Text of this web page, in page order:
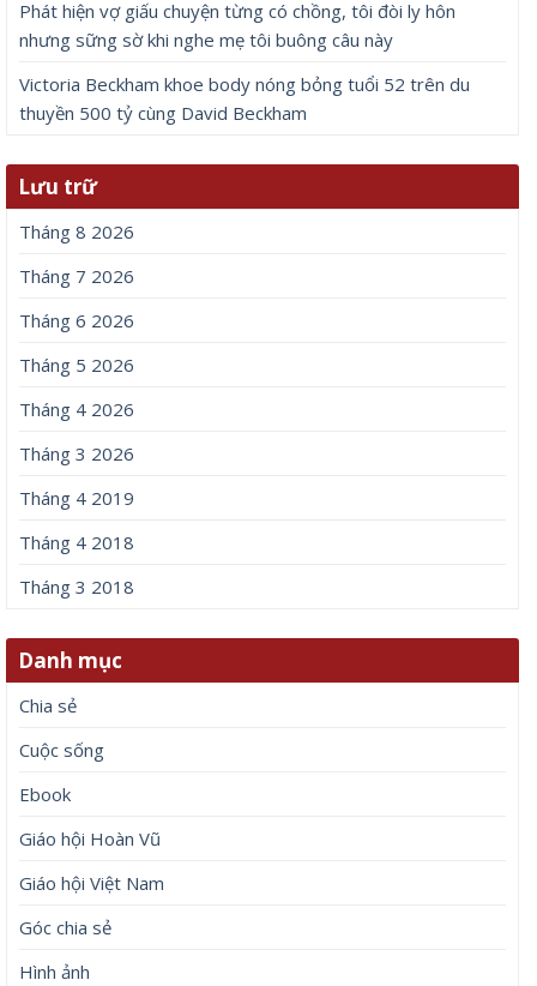
Phát hiện vợ giấu chuyện từng có chồng, tôi đòi ly hôn
nhưng sững sờ khi nghe mẹ tôi buông câu này
Victoria Beckham khoe body nóng bỏng tuổi 52 trên du
thuyền 500 tỷ cùng David Beckham
Lưu trữ
Tháng 8 2026
Tháng 7 2026
Tháng 6 2026
Tháng 5 2026
Tháng 4 2026
Tháng 3 2026
Tháng 4 2019
Tháng 4 2018
Tháng 3 2018
Danh mục
Chia sẻ
Cuộc sống
Ebook
Giáo hội Hoàn Vũ
Giáo hội Việt Nam
Góc chia sẻ
Hình ảnh